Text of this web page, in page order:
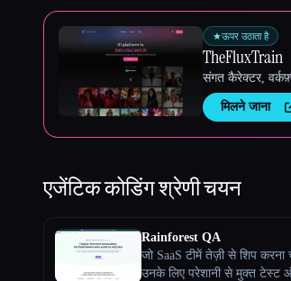
★ऊपर उठाता है
TheFluxTrain
संगत कैरेक्टर,
मिलने जाना
एजेंटिक कोडिंगश्रेणी चयन
Rainforest QA
जो SaaS टीमें तेज़ी से शिप करना
उनके लिए परेशानी से मुक्त टेस्ट